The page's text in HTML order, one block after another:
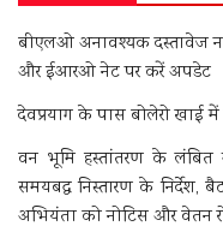
बीएलओ अनावश्यक दस्तावेज
और ईआरओ नेट पर करें अपडेट
देवप्रयाग के पास बोलेरो खाई
वन भूमि हस्तांतरण के लंबित
समयबद्ध निस्तारण के निर्देश,
अभियंता को नोटिस और